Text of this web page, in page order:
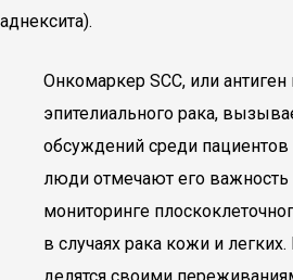
аднексита).
Онкомаркер SCC, или антиген
эпителиального рака,
обсуждений среди
люди отмечают его важность
мониторинге
в случаях рака кожи и